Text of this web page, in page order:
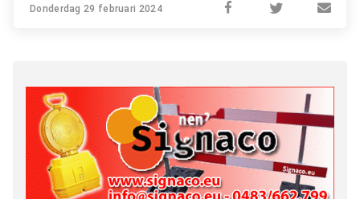
Donderdag 29 februari 2024